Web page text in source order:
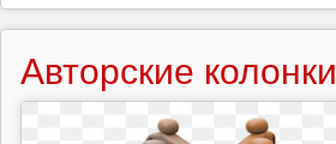
скинуты
-
капиталист
открыто
говорит,
Авторские колонки